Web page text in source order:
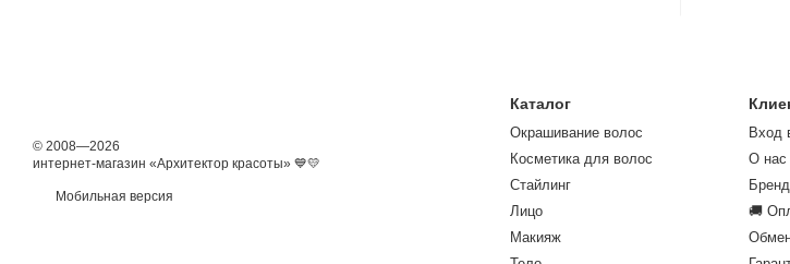
© 2008—2026
интернет-магазин «Архитектор красоты» 💙💛
Мобильная версия
Каталог
Окрашивание волос
Косметика для волос
Стайлинг
Лицо
Макияж
Вход
О нас
🚚